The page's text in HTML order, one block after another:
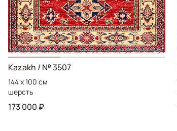
Kazakh / № 3507
144 x 100 см
шерсть
173 000 ₽